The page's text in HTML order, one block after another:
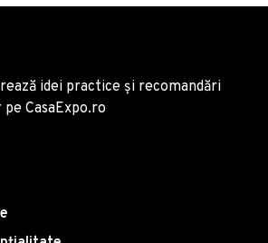
idei practice și recomandări
CasaExpo.ro